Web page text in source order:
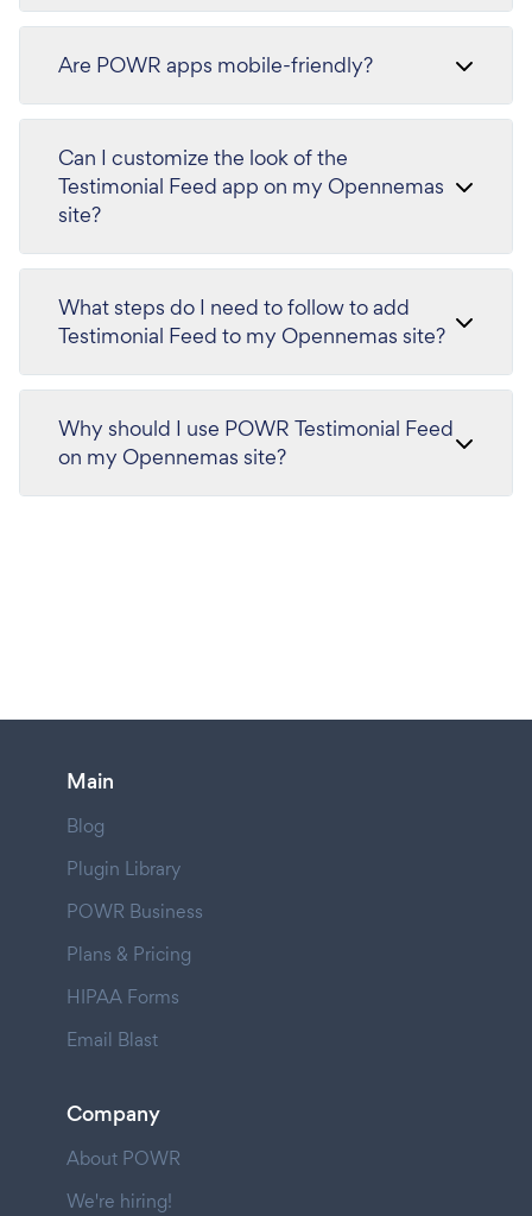
Are POWR apps mobile-friendly?
Can I customize the look of the
Testimonial Feed app on my Opennemas
site?
What steps do I need to follow to add
Testimonial Feed to my Opennemas site?
Why should I use POWR Testimonial Feed
on my Opennemas site?
Main
Blog
Plugin Library
POWR Business
Plans & Pricing
HIPAA Forms
Email Blast
Company
About POWR
We're hiring!